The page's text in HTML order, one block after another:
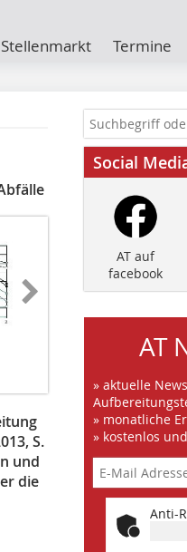
Stellenmarkt Termine
Quelle/Source: STAPELFELDT
S.
und
die
Social
AT auf
facebook
AT
» aktuelle
» monatliche
» kostenlos
Anti-